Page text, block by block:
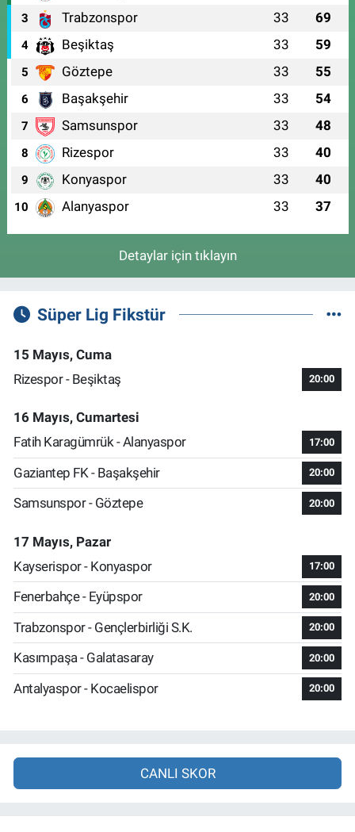
3 Trabzonspor 33 69
4 Beşiktaş 33 59
5 Göztepe 33 55
6 Başakşehir 33 54
7 Samsunspor 33 48
8 Rizespor 33 40
9 Konyaspor 33 40
10 Alanyaspor 33 37
Detaylar için tıklayın
Süper Lig Fikstür
15 Mayıs, Cuma
Rizespor - Beşiktaş
20:00
16 Mayıs, Cumartesi
Fatih Karagümrük - Alanyaspor
17:00
Gaziantep FK - Başakşehir 20:00
Samsunspor - Göztepe 20:00
17 Mayıs, Pazar
Kayserispor - Konyaspor
17:00
Fenerbahçe - Eyüpspor 20:00
Trabzonspor - Gençlerbirliği S.K. 20:00
Kasımpaşa - Galatasaray 20:00
Antalyaspor - Kocaelispor 20:00
CANLI SKOR